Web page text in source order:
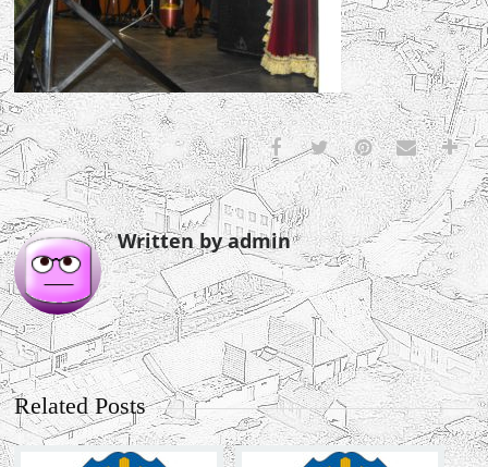
Written by admin
Related Posts